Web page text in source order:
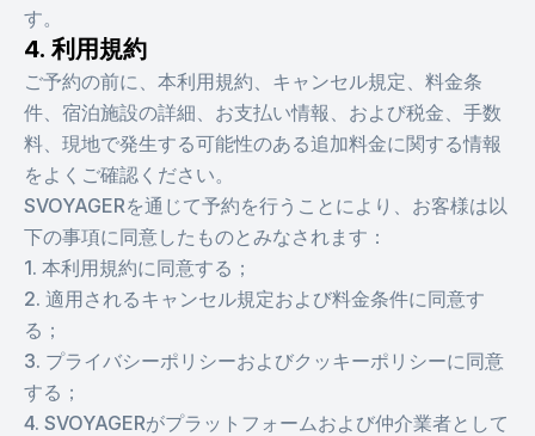
す。
4. 利用規約
ご予約の前に、本利用規約、キャンセル規定、料金条
件、宿泊施設の詳細、お支払い情報、および税金、手数
料、現地で発生する可能性のある追加料金に関する情報
をよくご確認ください。
SVOYAGERを通じて予約を行うことにより、お客様は以
下の事項に同意したものとみなされます：
1. 本利用規約に同意する；
2. 適用されるキャンセル規定および料金条件に同意す
る；
3. プライバシーポリシーおよびクッキーポリシーに同意
する；
4. SVOYAGERがプラットフォームおよび仲介業者として